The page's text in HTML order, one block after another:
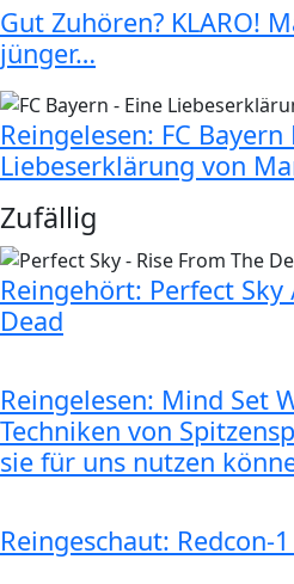
Gut Zuhören? KLARO!
jünger…
Reingelesen: FC
Liebeserklärung von
Zufällig
Reingehört: Perfect Sky
Dead
Reingelesen: Mind Set
Techniken von
sie für uns nutzen
Reingeschaut: Redcon-